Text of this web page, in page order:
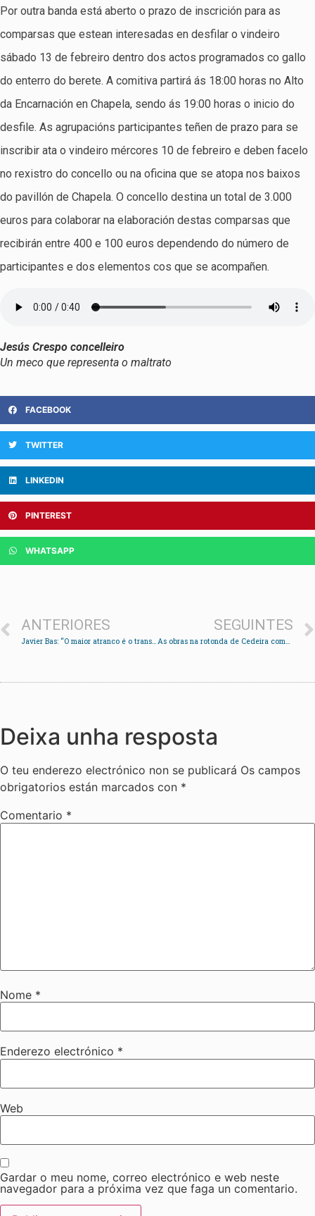
Por outra banda está aberto o prazo de inscrición para as
comparsas que estean interesadas en desfilar o vindeiro
sábado 13 de febreiro dentro dos actos programados co gallo
do enterro do berete. A comitiva partirá ás 18:00 horas no Alto
da Encarnación en Chapela, sendo ás 19:00 horas o inicio do
desfile. As agrupacións participantes teñen de prazo para se
inscribir ata o vindeiro mércores 10 de febreiro e deben facelo
no rexistro do concello ou na oficina que se atopa nos baixos
do pavillón de Chapela. O concello destina un total de 3.000
euros para colaborar na elaboración destas comparsas que
recibirán entre 400 e 100 euros dependendo do número de
participantes e dos elementos cos que se acompañen.
Jesús Crespo concelleiro
Un meco que representa o maltrato
FACEBOOK
TWITTER
LINKEDIN
PINTEREST
WHATSAPP
ANTERIORES
Javier Bas: “O maior atranco é o transporte pero as negociacións van por bo camiño”
SEGUINTES
As obras na rotonda de Cedeira complican o acceso á parroquia
Deixa unha resposta
O teu enderezo electrónico non se publicará Os campos
obrigatorios están marcados con *
Comentario *
Nome *
Enderezo electrónico *
Web
Gardar o meu nome, correo electrónico e web neste
navegador para a próxima vez que faga un comentario.